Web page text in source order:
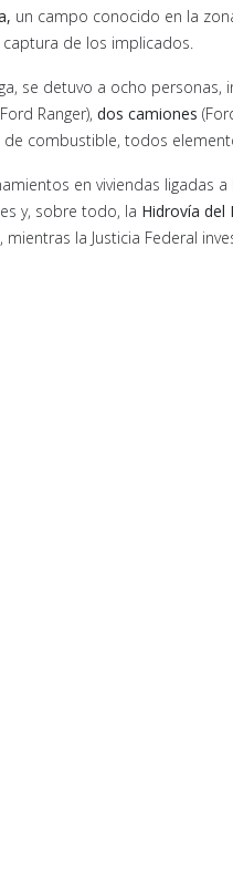
un campo conocido en la
de los implicados.
se detuvo a ocho
Ranger), dos camiones
de combustible, todos
en viviendas ligadas
y, sobre todo, la Hidrovía del
la Justicia Federal